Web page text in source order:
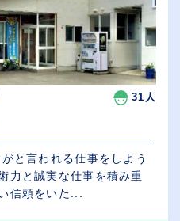
31人
と言われる仕事をしよう
力と誠実な仕事を積み重
信頼をいた...